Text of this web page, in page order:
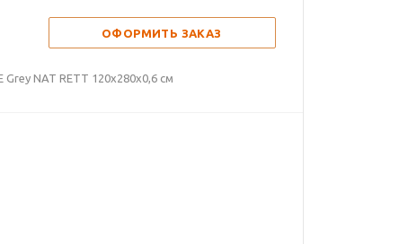
ОФОРМИТЬ ЗАКАЗ
Grey NAT RETT 120х280x0,6 см